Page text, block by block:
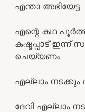
എന്താ അഭിയേട്ട
എന്റെ കഥ
കഷ്ടപ്പാട് ഇന്ന്
ചെയ്യണം
എല്ലാം നടക്കും
ദേവി എല്ലാം